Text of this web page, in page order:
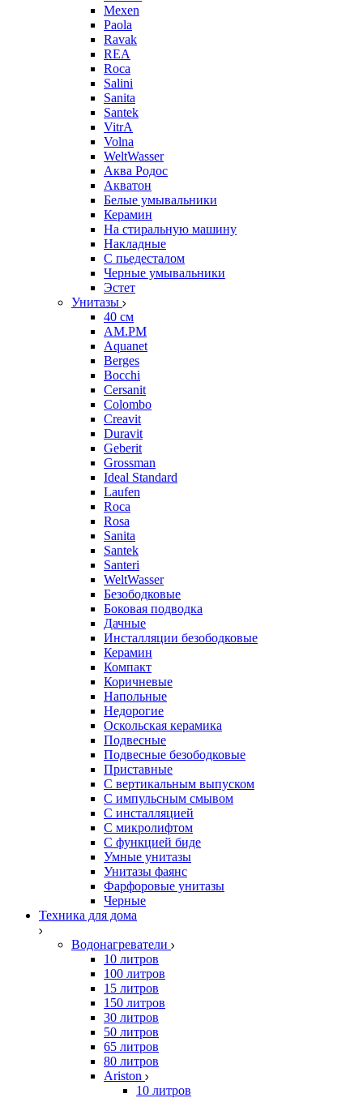
Mexen
Paola
Ravak
REA
Roca
Salini
Sanita
Santek
VitrA
Volna
WeltWasser
Аква Родос
Акватон
Белые умывальники
Керамин
На стиральную машину
Накладные
С пьедесталом
Черные умывальники
Эстет
Унитазы
40 см
AM.PM
Aquanet
Berges
Bocchi
Cersanit
Colombo
Creavit
Duravit
Geberit
Grossman
Ideal Standard
Laufen
Roca
Rosa
Sanita
Santek
Santeri
WeltWasser
Безободковые
Боковая подводка
Дачные
Инсталляции безободковые
Керамин
Компакт
Коричневые
Напольные
Недорогие
Оскольская керамика
Подвесные
Подвесные безободковые
Приставные
С вертикальным выпуском
С импульсным смывом
С инсталляцией
С микролифтом
С функцией биде
Умные унитазы
Унитазы фаянс
Фарфоровые унитазы
Черные
Техника для дома
Водонагреватели
10 литров
100 литров
15 литров
150 литров
30 литров
50 литров
65 литров
80 литров
Ariston
10 литров